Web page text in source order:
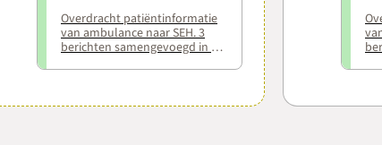
Overdracht patiëntinformatie
van ambulance naar SEH. 3
berichten samengevoegd in 1